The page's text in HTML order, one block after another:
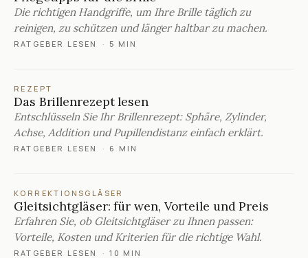
Die richtigen Handgriffe, um Ihre Brille täglich zu
reinigen, zu schützen und länger haltbar zu machen.
RATGEBER LESEN · 5 MIN
REZEPT
Das Brillenrezept lesen
Entschlüsseln Sie Ihr Brillenrezept: Sphäre, Zylinder,
Achse, Addition und Pupillendistanz einfach erklärt.
RATGEBER LESEN · 6 MIN
KORREKTIONSGLÄSER
Gleitsichtgläser: für wen, Vorteile und Preis
Erfahren Sie, ob Gleitsichtgläser zu Ihnen passen:
Vorteile, Kosten und Kriterien für die richtige Wahl.
RATGEBER LESEN · 10 MIN